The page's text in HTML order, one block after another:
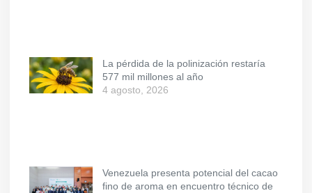
La pérdida de la polinización restaría
577 mil millones al año
4 agosto, 2026
Venezuela presenta potencial del cacao
fino de aroma en encuentro técnico de